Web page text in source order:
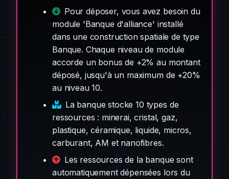
Pour déposer, vous avez besoin du
module 'Banque d'alliance' installé
dans une construction spatiale de type
Banque. Chaque niveau de module
accorde un bonus de +2% au montant
déposé, jusqu'à un maximum de +20%
au niveau 10.
La banque stocke 10 types de
ressources : minerai, cristal, gaz,
plastique, céramique, liquide, micros,
carburant, AM et nanofibres.
Les ressources de la banque sont
automatiquement dépensées lors du